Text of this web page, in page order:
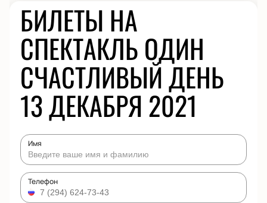
БИЛЕТЫ НА
СПЕКТАКЛЬ ОДИН
СЧАСТЛИВЫЙ ДЕНЬ
13 ДЕКАБРЯ 2021
Имя
Телефон